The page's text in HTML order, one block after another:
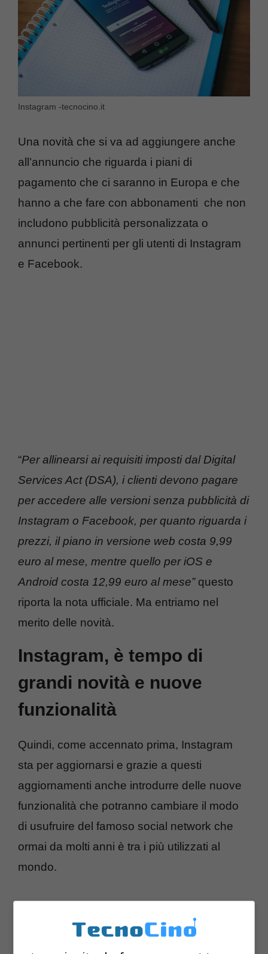
Instagram -tecnocino.it
Una novità che si va ad aggiungere anche
all’annuncio che riguarda i piani di
pagamento che ci saranno in Europa e che
hanno a che fare con abbonamenti che non
includono pubblicità personalizzata o
annunci pertinenti per gli utenti di Instagram
e Facebook.
“Per allinearsi ai requisiti imposti dal Digital
Services Act (DSA), i clientidevono pagare
per accedere alle versioni senza pubblicità di
Instagram o Facebook, per quanto riguarda i
prezzi, il piano in versione web costa 9,99
euro al mese, mentre quello per iOS e
Android costa 12,99 euro al mese”questo
riporta la nota ufficiale. Ma entriamo nel
merito delle novità.
Instagram, è tempo di
grandi novità e nuove
funzionalità
Quindi, come accennato prima, Instagram
sta per aggiornarsi e grazie a questi
aggiornamenti anche introdurre delle nuove
funzionalità che potranno cambiare il modo
di usufruire del famoso social network che
ormai da molti anni è tra i più utilizzati al
mondo.